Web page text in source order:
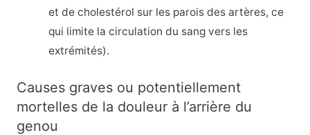
et de cholestérol sur les parois des artères, ce
qui limite la circulation du sang vers les
extrémités).
Causes graves ou potentiellement
mortelles de la douleur à l’arrière du
genou